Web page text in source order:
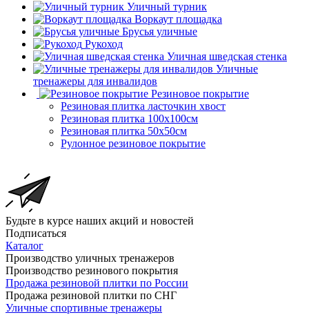
Уличный турник
Воркаут площадка
Брусья уличные
Рукоход
Уличная шведская стенка
Уличные
тренажеры для инвалидов
Резиновое покрытие
Резиновая плитка ласточкин хвост
Резиновая плитка 100х100см
Резиновая плитка 50х50см
Рулонное резиновое покрытие
Будьте в курсе наших акций и новостей
Подписаться
Каталог
Производство уличных тренажеров
Производство резинового покрытия
Продажа резиновой плитки по России
Продажа резиновой плитки по СНГ
Уличные спортивные тренажеры